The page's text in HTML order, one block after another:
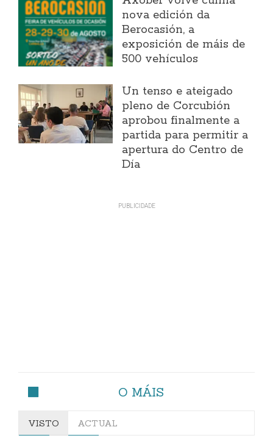
nova edición da
Berocasión, a
exposición de máis de
500 vehículos
Un tenso e ateigado
pleno de Corcubión
aprobou finalmente a
partida para permitir a
apertura do Centro de
Día
O MÁIS
VISTO ACTUAL